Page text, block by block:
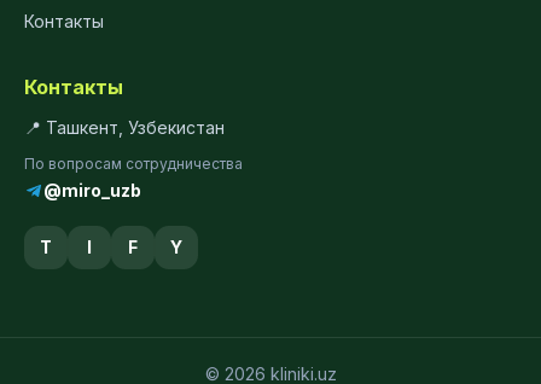
Контакты
Контакты
📍 Ташкент, Узбекистан
По вопросам сотрудничества
@miro_uzb
T I F Y
© 2026 kliniki.uz